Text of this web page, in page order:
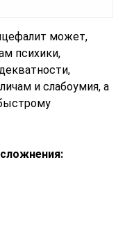
может,
психики,
и слабоумия, а